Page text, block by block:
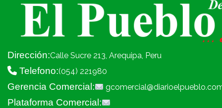
Dirección:Calle Sucre 213, Arequipa, Peru
Telefono:(054) 221980
Gerencia Comercial:
Plataforma Comercial: